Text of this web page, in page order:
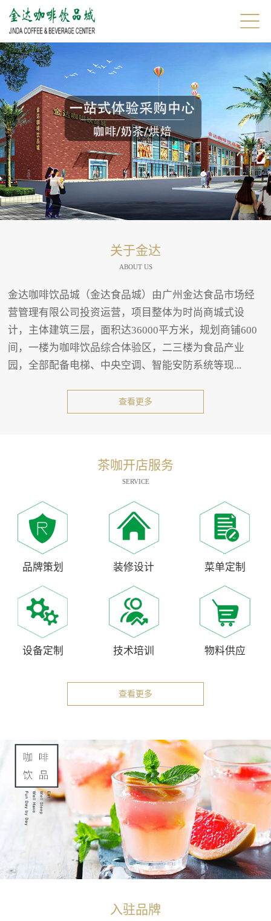
关于金达
ABOUT US
金达咖啡饮品城（金达食品城）由广州金达食品市场经
营管理有限公司投资运营，项目整体为时尚商城式设
计，主体建筑三层，面积达36000平方米，规划商铺600
间，一楼为咖啡饮品综合体验区，二三楼为食品产业
园，全部配备电梯、中央空调、智能安防系统等现...
查看更多
茶咖开店服务
SERVICE
品牌策划 装修设计 菜单定制
设备定制 技术培训 物料供应
查看更多
入驻品牌